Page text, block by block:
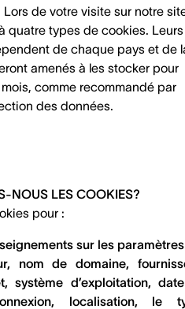
de votre visite sur notre
quatre types de cookies. Leurs
de chaque pays et de
amenés à les stocker pour
comme recommandé par
des données.
NOUS LES COOKIES?
pour :
sur les
nom de domaine,
système d’exploitation,
localisation, le